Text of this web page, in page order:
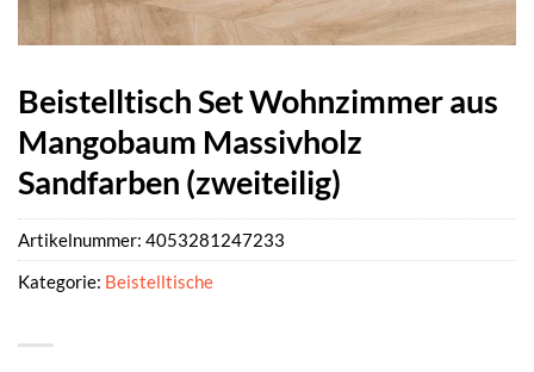
Beistelltisch Set Wohnzimmer aus
Mangobaum Massivholz
Sandfarben (zweiteilig)
Artikelnummer: 4053281247233
Kategorie: Beistelltische